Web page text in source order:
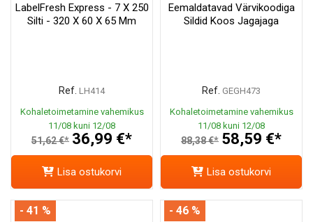
LabelFresh Express - 7 X 250
Silti - 320 X 60 X 65 Mm
Ref. LH414
Kohaletoimetamine vahemikus
11/08 kuni 12/08
51,62 €* 36,99 €*
Lisa ostukorvi
Eemaldatavad Värvikoodiga
Sildid Koos Jagajaga
Ref. GEGH473
Kohaletoimetamine vahemikus
11/08 kuni 12/08
88,38 €* 58,59 €*
Lisa ostukorvi
- 41 % - 46 %